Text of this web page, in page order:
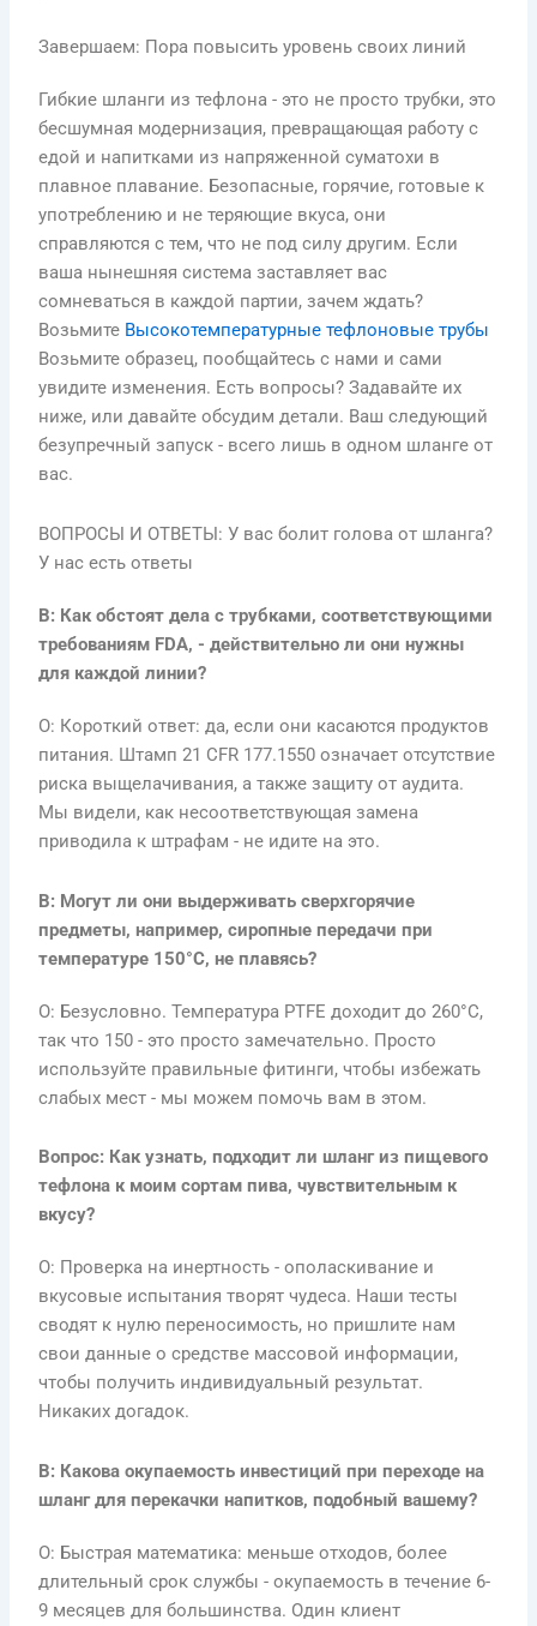
Завершаем: Пора повысить уровень своих линий
Гибкие шланги из тефлона - это не просто трубки, это
бесшумная модернизация, превращающая работу с
едой и напитками из напряженной суматохи в
плавное плавание. Безопасные, горячие, готовые к
употреблению и не теряющие вкуса, они
справляются с тем, что не под силу другим. Если
ваша нынешняя система заставляет вас
сомневаться в каждой партии, зачем ждать?
Возьмите Высокотемпературные тефлоновые трубы
Возьмите образец, пообщайтесь с нами и сами
увидите изменения. Есть вопросы? Задавайте их
ниже, или давайте обсудим детали. Ваш следующий
безупречный запуск - всего лишь в одном шланге от
вас.
ВОПРОСЫ И ОТВЕТЫ: У вас болит голова от шланга?
У нас есть ответы
В: Как обстоят дела с трубками, соответствующими
требованиям FDA, - действительно ли они нужны
для каждой линии?
О: Короткий ответ: да, если они касаются продуктов
питания. Штамп 21 CFR 177.1550 означает отсутствие
риска выщелачивания, а также защиту от аудита.
Мы видели, как несоответствующая замена
приводила к штрафам - не идите на это.
В: Могут ли они выдерживать сверхгорячие
предметы, например, сиропные передачи при
температуре 150°C, не плавясь?
О: Безусловно. Температура PTFE доходит до 260°C,
так что 150 - это просто замечательно. Просто
используйте правильные фитинги, чтобы избежать
слабых мест - мы можем помочь вам в этом.
Вопрос: Как узнать, подходит ли шланг из пищевого
тефлона к моим сортам пива, чувствительным к
вкусу?
О: Проверка на инертность - ополаскивание и
вкусовые испытания творят чудеса. Наши тесты
сводят к нулю переносимость, но пришлите нам
свои данные о средстве массовой информации,
чтобы получить индивидуальный результат.
Никаких догадок.
В: Какова окупаемость инвестиций при переходе на
шланг для перекачки напитков, подобный вашему?
О: Быстрая математика: меньше отходов, более
длительный срок службы - окупаемость в течение 6-
9 месяцев для большинства. Один клиент